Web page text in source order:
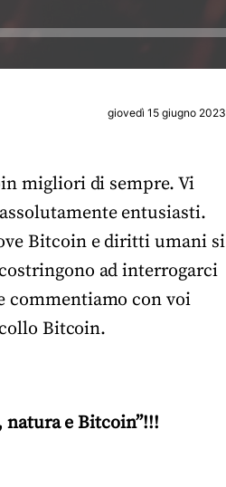
giovedì 15 giugno 2023
migliori di sempre. Vi
entusiasti.
Bitcoin e diritti umani si
ad interrogarci
commentiamo con voi
Bitcoin.
e Bitcoin”!!!